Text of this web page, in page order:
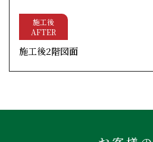
施工後
AFTER
施工後2階図面